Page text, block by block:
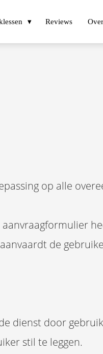
Reviews
op alle
de
dienst door
stil te leggen.